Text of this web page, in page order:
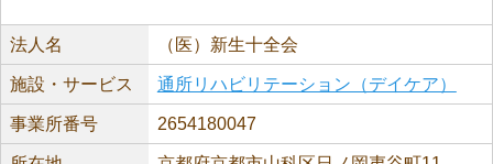
法人名 （医）新生十全会
施設・サービス 通所リハビリテーション（デイケア）
事業所番号 2654180047